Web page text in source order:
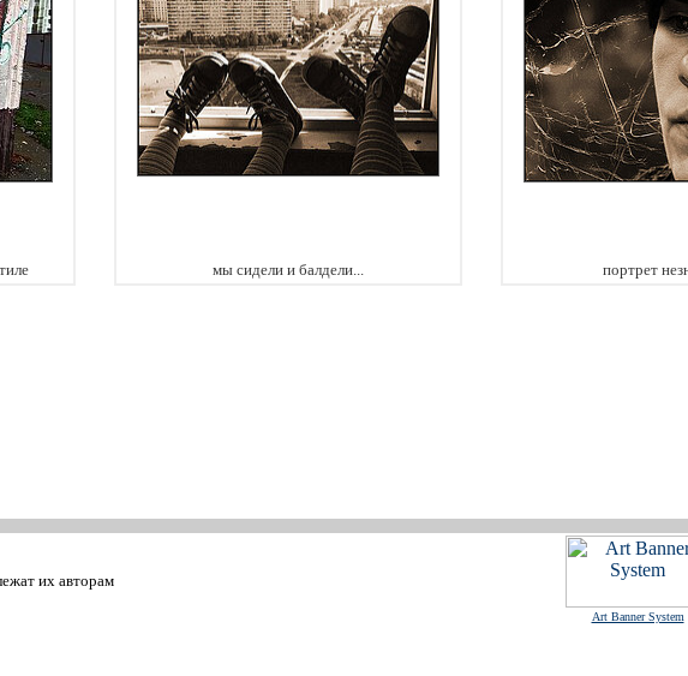
мы сидели и балдели... портрет
их авторам
Art Banner System